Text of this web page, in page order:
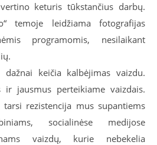
keturis tūkstančius darbų.
temoje leidžiama fotografijas
programomis, nesilaikant
keičia kalbėjimas vaizdu.
ir jausmus perteikiame vaizdais.
rezistencija mus supantiems
socialinėse medijose
vaizdų, kurie nebekelia